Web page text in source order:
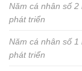
Năm cá nhân số
phát triển
Năm cá nhân số
phát triển